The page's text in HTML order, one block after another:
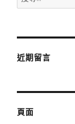
尋
鍵
近期留言
頁面